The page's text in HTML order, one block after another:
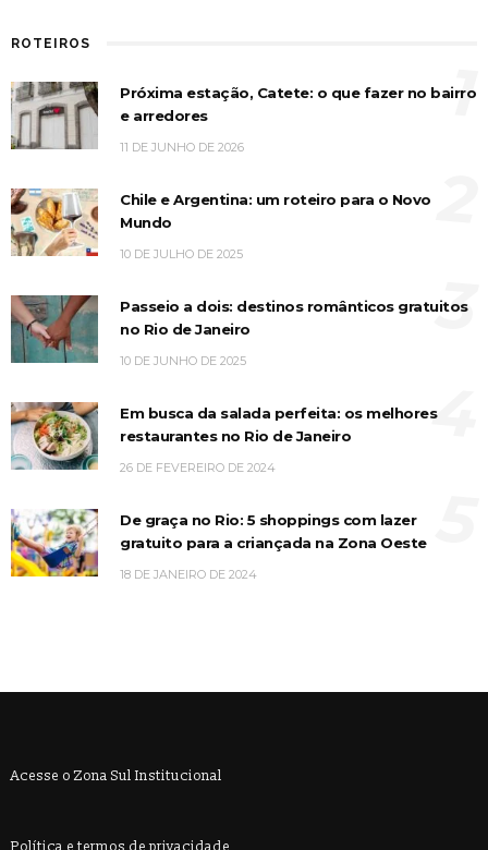
ROTEIROS
Próxima estação, Catete: o que fazer no bairro
e arredores
11 DE JUNHO DE 2026
1
Chile e Argentina: um roteiro para o Novo
Mundo
10 DE JULHO DE 2025
Passeio a dois: destinos românticos gratuitos
no Rio de Janeiro
10 DE JUNHO DE 2025
3
Em busca da salada perfeita: os melhores
restaurantes no Rio de Janeiro
26 DE FEVEREIRO DE 2024
4
De graça no Rio: 5 shoppings com lazer
gratuito para a criançada na Zona Oeste
18 DE JANEIRO DE 2024
Acesse o Zona Sul Institucional